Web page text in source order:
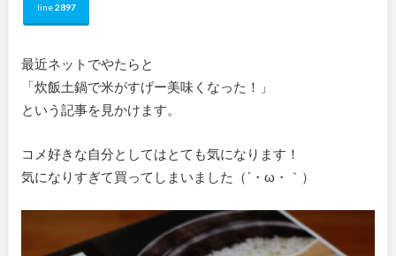
line2897
最近ネットでやたらと
「炊飯土鍋で米がすげー美味くなった！」
という記事を見かけます。
コメ好きな自分としてはとても気になります！
気になりすぎて買ってしまいました（´・ω・｀）